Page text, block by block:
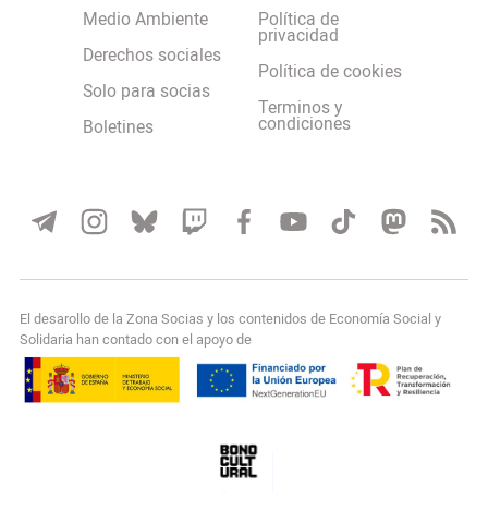
Medio Ambiente
Derechos sociales
Solo para socias
Boletines
Política de
privacidad
Política de cookies
Terminos y
condiciones
El desarollo de la Zona Socias y los contenidos de Economía Social y
Solidaria han contado con el apoyo de